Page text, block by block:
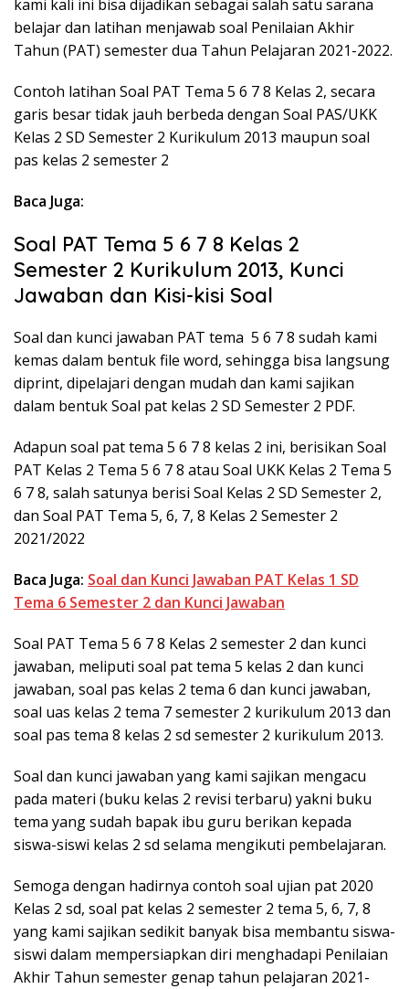
kami kali ini bisa dijadikan sebagai salah satu sarana
belajar dan latihan menjawab soal Penilaian Akhir
Tahun (PAT) semester dua Tahun Pelajaran 2021-2022.
Contoh latihan Soal PAT Tema 5 6 7 8 Kelas 2, secara
garis besar tidak jauh berbeda dengan Soal PAS/UKK
Kelas 2 SD Semester 2 Kurikulum 2013 maupun soal
pas kelas 2 semester 2
Baca Juga:
Soal PAT Tema 5 6 7 8 Kelas 2
Semester 2 Kurikulum 2013, Kunci
Jawaban dan Kisi-kisi Soal
Soal dan kunci jawaban PAT tema 5 6 7 8 sudah kami
kemas dalam bentuk file word, sehingga bisa langsung
diprint, dipelajari dengan mudah dan kami sajikan
dalam bentuk Soal pat kelas 2 SD Semester 2 PDF.
Adapun soal pat tema 5 6 7 8 kelas 2 ini, berisikan Soal
PAT Kelas 2 Tema 5 6 7 8 atau Soal UKK Kelas 2 Tema 5
6 7 8, salah satunya berisi Soal Kelas 2 SD Semester 2,
dan Soal PAT Tema 5, 6, 7, 8 Kelas 2 Semester 2
2021/2022
Baca Juga: Soal dan Kunci Jawaban PAT Kelas 1 SD
Tema 6 Semester 2 dan Kunci Jawaban
Soal PAT Tema 5 6 7 8 Kelas 2 semester 2 dan kunci
jawaban, meliputi soal pat tema 5 kelas 2 dan kunci
jawaban, soal pas kelas 2 tema 6 dan kunci jawaban,
soal uas kelas 2 tema 7 semester 2 kurikulum 2013 dan
soal pas tema 8 kelas 2 sd semester 2 kurikulum 2013.
Soal dan kunci jawaban yang kami sajikan mengacu
pada materi (buku kelas 2 revisi terbaru) yakni buku
tema yang sudah bapak ibu guru berikan kepada
siswa-siswi kelas 2 sd selama mengikuti pembelajaran.
Semoga dengan hadirnya contoh soal ujian pat 2020
Kelas 2 sd, soal pat kelas 2 semester 2 tema 5, 6, 7, 8
yang kami sajikan sedikit banyak bisa membantu siswa-
siswi dalam mempersiapkan diri menghadapi Penilaian
Akhir Tahun semester genap tahun pelajaran 2021-